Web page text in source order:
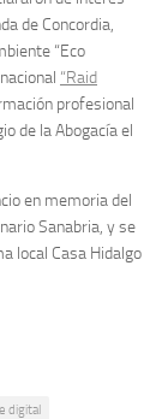
de Concordia,
“Eco
“Raid
profesional
de la Abogacía el
en memoria del
Sanabria, y se
local Casa Hidalgo
digital